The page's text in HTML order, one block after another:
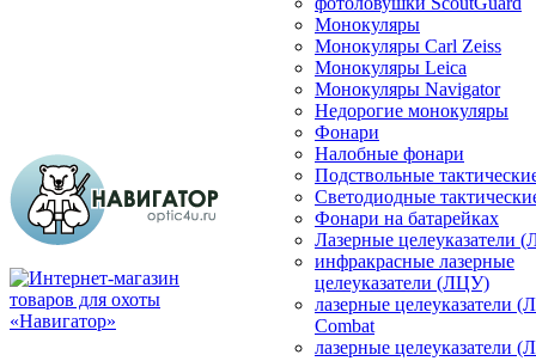
Монокуляры
Монокуляры Carl Zeiss
Монокуляры Leica
Монокуляры Navigator
Недорогие монокуляры
Фонари
Налобные фонари
Подствольные
Светодиодные
Фонари на батарейках
Лазерные целеуказатели
инфракрасные лазерные
целеуказатели (ЛЦУ)
лазерные целеуказатели
Combat
лазерные целеуказатели